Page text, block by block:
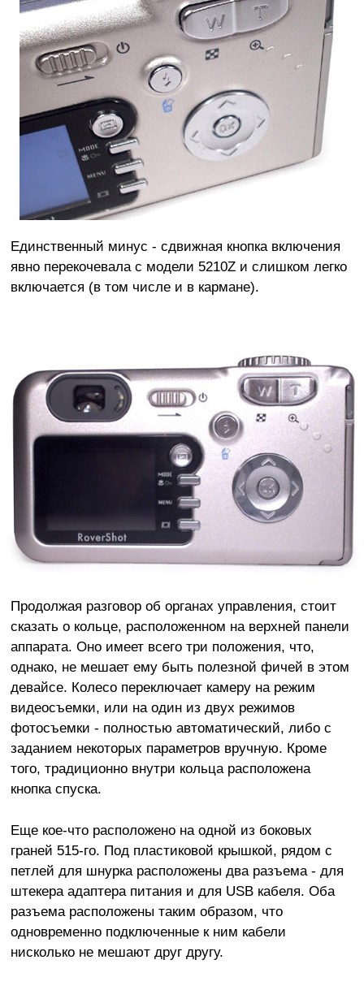
Единственный минус - сдвижная кнопка включения
явно перекочевала с модели 5210Z и слишком легко
включается (в том числе и в кармане).
Продолжая разговор об органах управления, стоит
сказать о кольце, расположенном на верхней панели
аппарата. Оно имеет всего три положения, что,
однако, не мешает ему быть полезной фичей в этом
девайсе. Колесо переключает камеру на режим
видеосъемки, или на один из двух режимов
фотосъемки - полностью автоматический, либо с
заданием некоторых параметров вручную. Кроме
того, традиционно внутри кольца расположена
кнопка спуска.
Еще кое-что расположено на одной из боковых
граней 515-го. Под пластиковой крышкой, рядом с
петлей для шнурка расположены два разъема - для
штекера адаптера питания и для USB кабеля. Оба
разъема расположены таким образом, что
одновременно подключенные к ним кабели
нисколько не мешают друг другу.